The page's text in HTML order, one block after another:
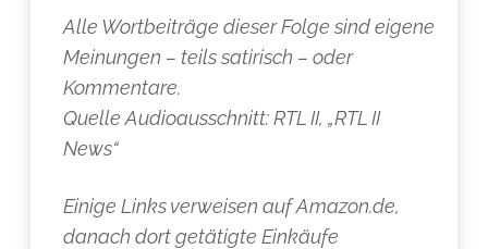
Alle Wortbeiträge dieser Folge sind eigene
Meinungen – teils satirisch – oder
Kommentare.
Quelle Audioausschnitt: RTL II, „RTL II
News“
Einige Links verweisen auf Amazon.de,
danach dort getätigte Einkäufe